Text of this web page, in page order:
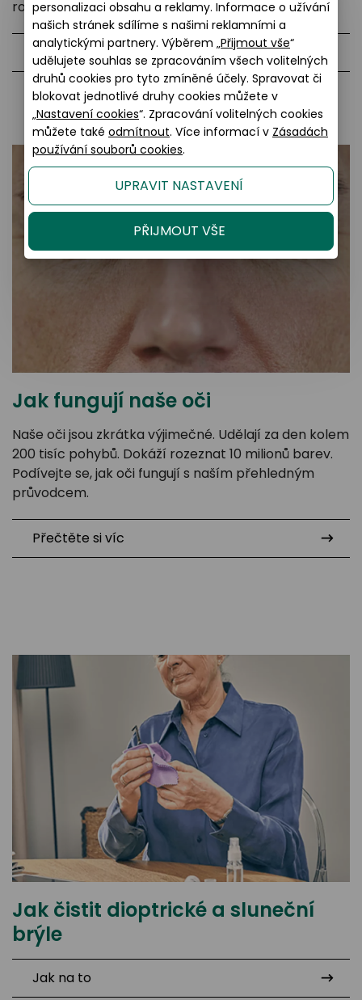
rozpoznat a vyřešit.
Přečtěte si víc
Jak fungují naše oči
Naše oči jsou zkrátka výjimečné. Udělají za den kolem
200 tisíc pohybů. Dokáží rozeznat 10 milionů barev.
Podívejte se, jak oči fungují s naším přehledným
průvodcem.
Přečtěte si víc
Jak čistit dioptrické a sluneční
brýle
Jak na to
personalizaci obsahu a reklamy. Informace o užívání
našich stránek sdílíme s našimi reklamními a
analytickými partnery. Výběrem „Přijmout vše“
udělujete souhlas se zpracováním všech volitelných
druhů cookies pro tyto zmíněné účely. Spravovat či
blokovat jednotlivé druhy cookies můžete v
„Nastavení cookies“. Zpracování volitelných cookies
můžete také odmítnout. Více informací v Zásadách
používání souborů cookies.
UPRAVIT NASTAVENÍ
PŘIJMOUT VŠE